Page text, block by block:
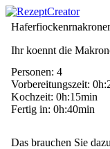
Ihr koennt die
Personen: 4
Vorbereitungszeit:
Kochzeit: 0h:15min
Fertig in: 0h:40min
Das brauchen Sie